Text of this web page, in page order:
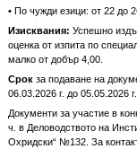
• По чужди езици: от 22 до
Изисквания: Успешно
оценка от изпита по
малко от добър 4,00.
Срокза подаване на
06.03.2026 г. до 05.05.2026 г.
Документи за участие в
ч. в Деловодството на
Охридски“ №132. За